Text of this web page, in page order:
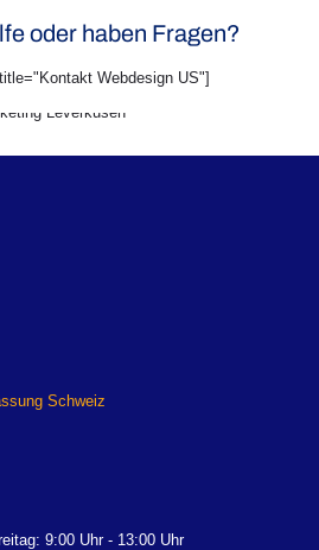
oder haben Fragen?
Webdesign US"]
Schweiz
9:00 Uhr - 13:00 Uhr